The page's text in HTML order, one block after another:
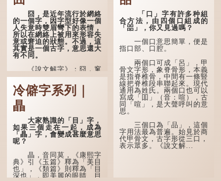
囧，是近年流行於網絡
的一個字，因字型好像一個
人失意時雙眉彎下的表情，
所以在網絡上被用來形容失
意或窘迫的狀態。不過，這
其實是一個古字，意思還大
有不同。
《說文解字》：囧，窻
牖丽廔闿明。象形，本義是
透光通明的窗戶，跟「囪」
一樣都是「窗」的象形字。
甲骨文中又用作地名，古書
中的「黍于囧」表示在囧地
種黍。
這個古字十分少用，直
至21世紀，網絡上開始流
行表情符號，這個字也被網
民當做表情符號來用。
囧字的「八」像一對委
屈的八字眉模樣，「口」像
驚訝、窘迫...
冷僻字系列｜
瞐
大家熟識的「目」字，
如果三個走在一起，成為
「瞐」字，會變成甚麼意思
呢？
瞐，音同莫，《康熙字
典》引《玉篇》釋為「美目
也」，《類篇》則釋為「目
深也」，即美麗的眼睛、目
「口」字有許多种組
合方法，由四個口組成的
「㗊」，你又見過嗎？
一個口意思簡單，便是
指口部、口腔。
兩個口可成「呂」，甲
骨文字形，象脊骨形，本義
是指脊椎骨，中間有一條豎
線把脊椎段串聯起來。現代
通用為姓氏。兩個口也可以
寫成「吅」（音：喧），古
同「喧」，是大聲呼叫的意
思。
三個口為「品」，這個
字用法最為普遍。始見於商
代甲骨文，古字形從三口，
表示眾多。《說文解...